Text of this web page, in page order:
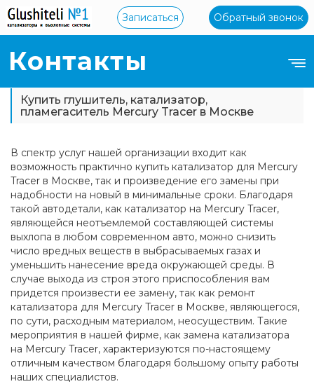
Записаться Обратный звонок
Контакты
Купить глушитель, катализатор,
пламегаситель Mercury Tracer в Москве
В спектр услуг нашей организации входит как
возможность практично купить катализатор для Mercury
Tracer в Москве, так и произведение его замены при
надобности на новый в минимальные сроки. Благодаря
такой автодетали, как катализатор на Mercury Tracer,
являющейся неотъемлемой составляющей системы
выхлопа в любом современном авто, можно снизить
число вредных веществ в выбрасываемых газах и
уменьшить нанесение вреда окружающей среды. В
случае выхода из строя этого приспособления вам
придется произвести ее замену, так как ремонт
катализатора для Mercury Tracer в Москве, являющегося,
по сути, расходным материалом, неосуществим. Такие
мероприятия в нашей фирме, как замена катализатора
на Mercury Tracer, характеризуются по-настоящему
отличным качеством благодаря большому опыту работы
наших специалистов.